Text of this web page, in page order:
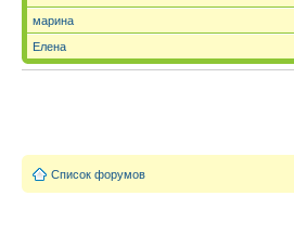
марина
Елена
Список форумов